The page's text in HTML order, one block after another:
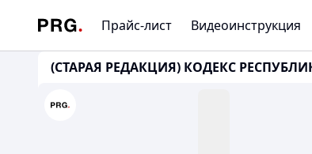
Прайс-лист Видеоинструкция
(СТАРАЯ РЕДАКЦИЯ) КОДЕКС